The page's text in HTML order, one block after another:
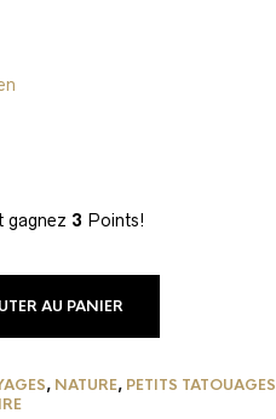
gagnez 3 Points!
AU PANIER
, NATURE, PETITS TATOUAGES